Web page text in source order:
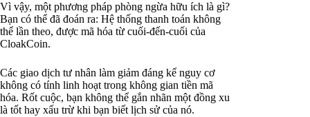
Vì vậy, một phương pháp phòng ngừa hữu ích là gì?
Bạn có thể đã đoán ra: Hệ thống thanh toán không
thể lần theo, được mã hóa từ cuối-đến-cuối của
CloakCoin.
Các giao dịch tư nhân làm giảm đáng kể nguy cơ
không có tính linh hoạt trong không gian tiền mã
hóa. Rốt cuộc, bạn không thể gắn nhãn một đồng xu
là tốt hay xấu trừ khi bạn biết lịch sử của nó.